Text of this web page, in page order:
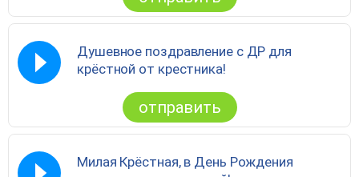
Душевное поздравление с ДР для
крёстной от крестника!
отправить
Милая Крёстная, в День Рождения